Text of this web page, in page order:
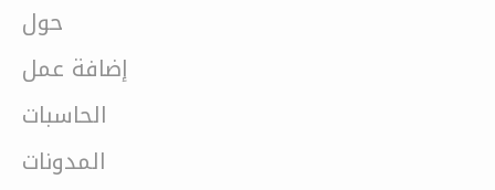
حول
إضافة عمل
الحاسبات
المدونات